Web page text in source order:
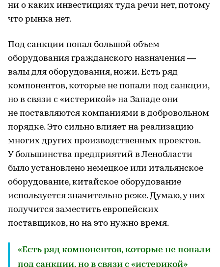
ни о каких инвестициях туда речи нет, потому
что рынка нет.
Под санкции попал большой объем
оборудования гражданского назначения —
валы для оборудования, ножи. Есть ряд
компонентов, которые не попали под санкции,
но в связи с «истерикой» на Западе они
не поставляются компаниями в добровольном
порядке. Это сильно влияет на реализацию
многих других производственных проектов.
У большинства предприятий в Ленобласти
было установлено немецкое или итальянское
оборудование, китайское оборудование
используется значительно реже. Думаю, у них
получится заместить европейских
поставщиков, но на это нужно время.
«Есть ряд компонентов, которые не попали
под санкции, но в связи с «истерикой»